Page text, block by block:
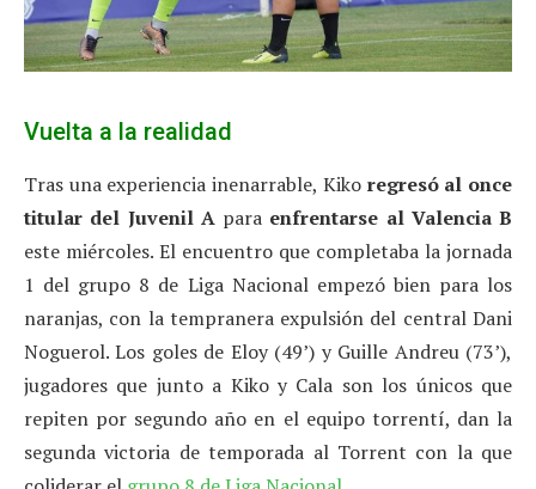
Vuelta a la realidad
Tras una experiencia inenarrable, Kiko regresó al once
titular del Juvenil Apara enfrentarse al Valencia B
este miércoles. El encuentro que completaba la jornada
1 del grupo 8 de Liga Nacional empezó bien para los
naranjas, con la tempranera expulsión del central Dani
Noguerol. Los goles de Eloy (49’) y Guille Andreu (73’),
jugadores que junto a Kiko y Cala son los únicos que
repiten por segundo año en el equipo torrentí, dan la
segunda victoria de temporada al Torrent con la que